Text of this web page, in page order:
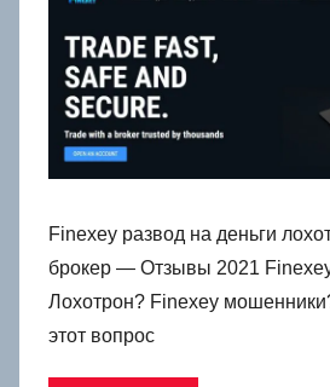
Finexey развод на деньги
брокер — Отзывы 2021
Лохотрон? Finexey
этот вопрос